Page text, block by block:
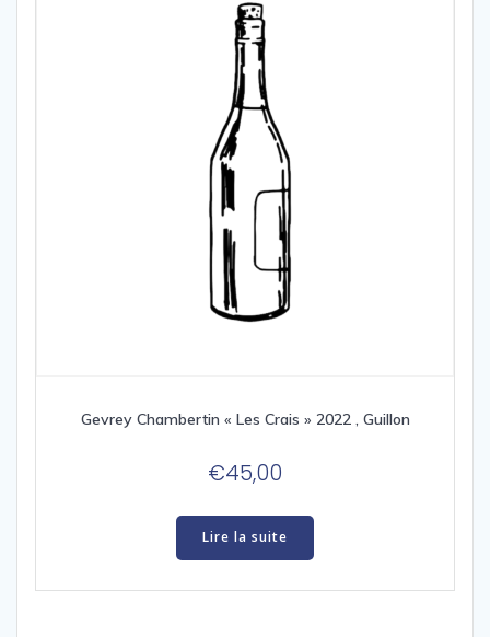
Gevrey Chambertin « Les Crais » 2022 , Guillon
€45,00
Lire la suite